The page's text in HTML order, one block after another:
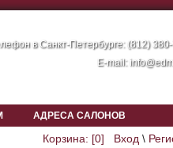
в Санкт-Петербурге: (812)
E-mail:
АДРЕСА САЛОНОВ
Корзина: [0] Вход \